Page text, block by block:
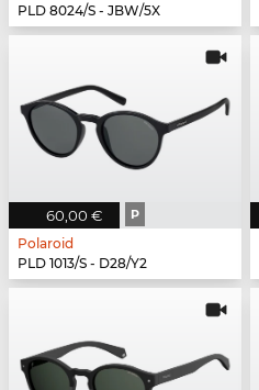
PLD 8024/S - JBW/5X
60,00 € P
Polaroid
PLD 1013/S - D28/Y2